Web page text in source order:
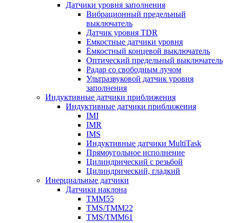
Датчики уровня заполнения
Вибрационный предельный
выключатель
Датчик уровня TDR
Емкостные датчики уровня
Ёмкостный концевой выключатель
Оптический предельный выключатель
Радар со свободным лучом
Ультразвуковой датчик уровня
заполнения
Индуктивные датчики приближения
Индуктивные датчики приближения
IMI
IMR
IMS
Индуктивные датчики MultiTask
Прямоугольное исполнение
Цилиндрический с резьбой
Цилиндрический, гладкий
Инерциальные датчики
Датчики наклона
TMM55
TMS/TMM22
TMS/TMM61